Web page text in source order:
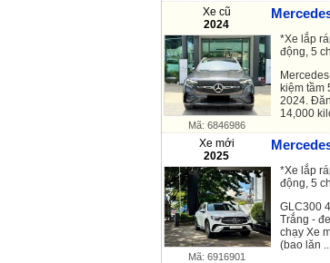
Xe cũ
2024
Mã: 6846986
*Xe lắp
động, 5
kiệm tầm
2024.
14,000
Xe mới
2025
Mã: 6916901
*Xe lắp
động, 5
GLC300
Trắng -
chạy Xe
(bao lăn ...